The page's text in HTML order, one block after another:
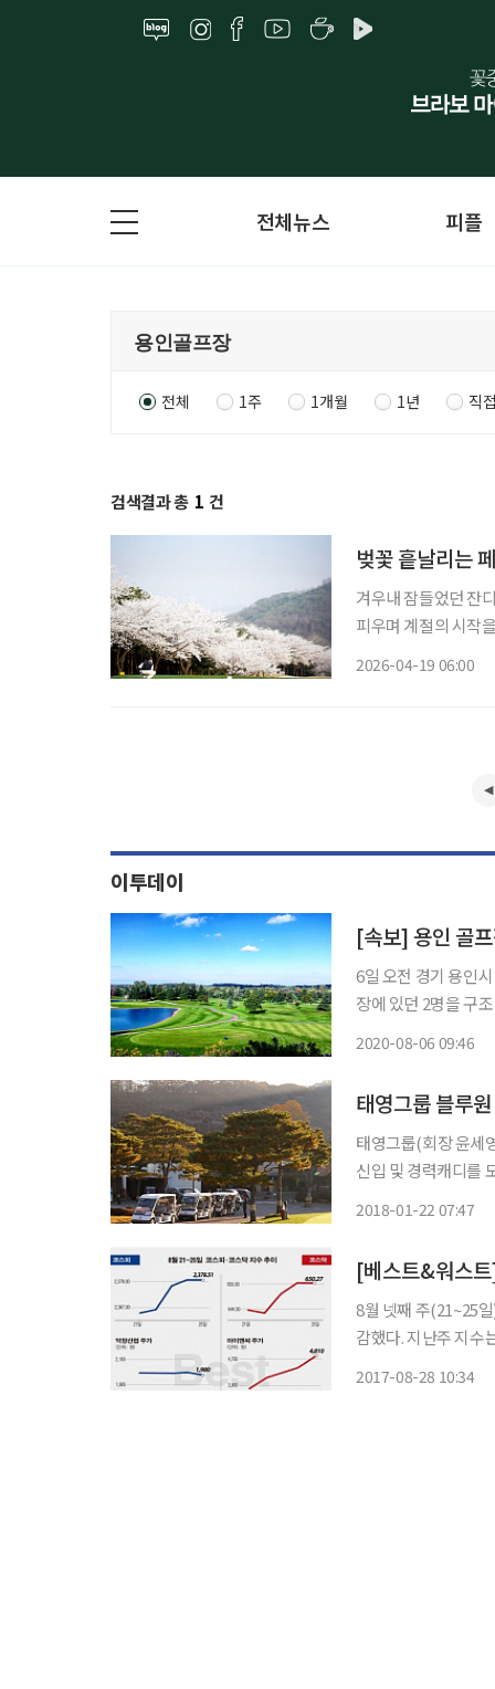
전체뉴스 피플
전체 1주 1개월 1년 직
검색결과 총 1 건
벚꽃 흩날리는
겨우내 잠들었던 잔
피우며 계절의 시작
2026-04-19 06:00
이투데이
[속보] 용인 골
6일 오전 경기 용인
장에 있던 2명을 구
2020-08-06 09:46
태영그룹 블루
태영그룹(회장 윤세
신입 및 경력캐디를 모집한다. 카트시스템은 5인승 리모컨 카트
2018-01-22 07:47
[베스트&워스
8월 넷째 주(21~25
감했다. 지난주 지수
2017-08-28 10:34